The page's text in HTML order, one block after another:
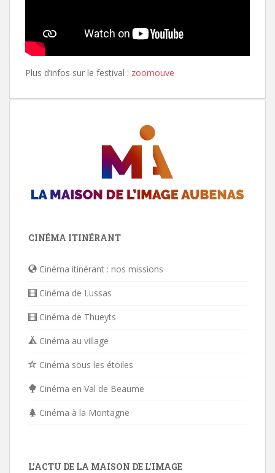
Plus d’infos sur le festival : zoomouve
CINÉMA ITINÉRANT
Cinéma itinérant : nos missions
Cinéma de Lussas
Cinéma de Thueyts
Cinéma au village
Cinéma sous les étoiles
Cinéma en Val de Beaume
Cinéma à la Montagne
L'ACTU DE LA MAISON DE L'IMAGE